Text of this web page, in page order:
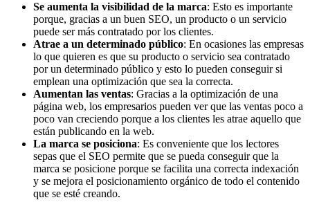
Se aumenta la visibilidad de la marca: Esto es importante
porque, gracias a un buen SEO, un producto o un servicio
puede ser más contratado por los clientes.
Atrae a un determinado público: En ocasiones las empresas
lo que quieren es que su producto o servicio sea contratado
por un determinado público y esto lo pueden conseguir si
emplean una optimización que sea la correcta.
Aumentan las ventas: Gracias a la optimización de una
página web, los empresarios pueden ver que las ventas poco a
poco van creciendo porque a los clientes les atrae aquello que
están publicando en la web.
La marca se posiciona: Es conveniente que los lectores
sepas que el SEO permite que se pueda conseguir que la
marca se posicione porque se facilita una correcta indexación
y se mejora el posicionamiento orgánico de todo el contenido
que se esté creando.